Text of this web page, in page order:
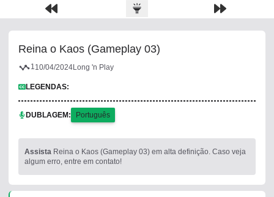
Reina o Kaos (Gameplay 03)
110/04/2024Long 'n Play
LEGENDAS:
DUBLAGEM: Português
Assista Reina o Kaos (Gameplay 03) em alta definição. Caso veja
algum erro, entre em contato!